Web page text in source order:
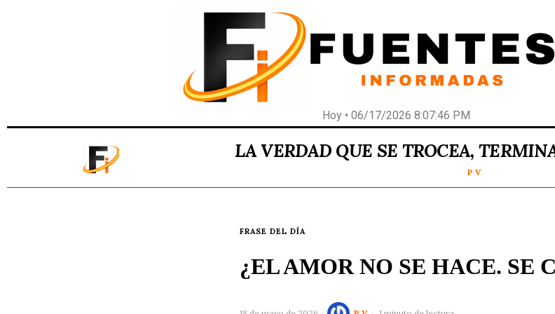
Hoy • 06/17/2026 8:07:46 PM
LA VERDAD QUE SE TROCEA,
P V
FRASE DEL DÍA
¿EL AMOR NO SE HACE. SE